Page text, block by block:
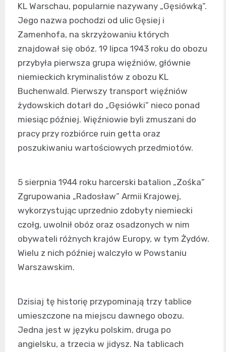
KL Warschau, popularnie nazywany „Gęsiówką”.
Jego nazwa pochodzi od ulic Gęsiej i
Zamenhofa, na skrzyżowaniu których
znajdował się obóz. 19 lipca 1943 roku do obozu
przybyła pierwsza grupa więźniów, głównie
niemieckich kryminalistów z obozu KL
Buchenwald. Pierwszy transport więźniów
żydowskich dotarł do „Gęsiówki” nieco ponad
miesiąc później. Więźniowie byli zmuszani do
pracy przy rozbiórce ruin getta oraz
poszukiwaniu wartościowych przedmiotów.
5 sierpnia 1944 roku harcerski batalion „Zośka”
Zgrupowania „Radosław” Armii Krajowej,
wykorzystując uprzednio zdobyty niemiecki
czołg, uwolnił obóz oraz osadzonych w nim
obywateli różnych krajów Europy, w tym Żydów.
Wielu z nich później walczyło w Powstaniu
Warszawskim.
Dzisiaj tę historię przypominają trzy tablice
umieszczone na miejscu dawnego obozu.
Jedna jest w języku polskim, druga po
angielsku, a trzecia w jidysz. Na tablicach